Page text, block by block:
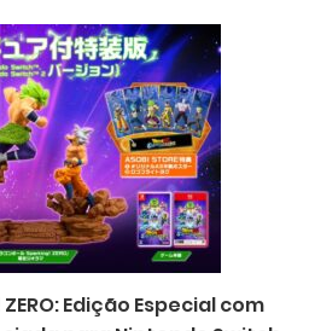
Edição Especial com